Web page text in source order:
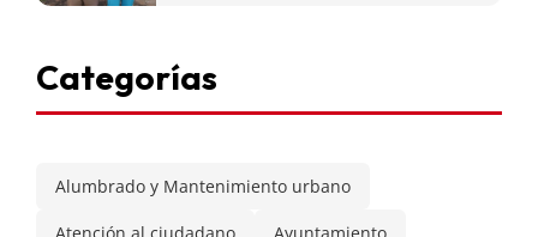
Categorías
Alumbrado y Mantenimiento urbano
Atención al ciudadano Ayuntamiento